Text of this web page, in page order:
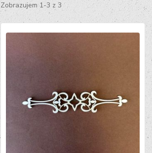
Zobrazujem 1-3 z 3